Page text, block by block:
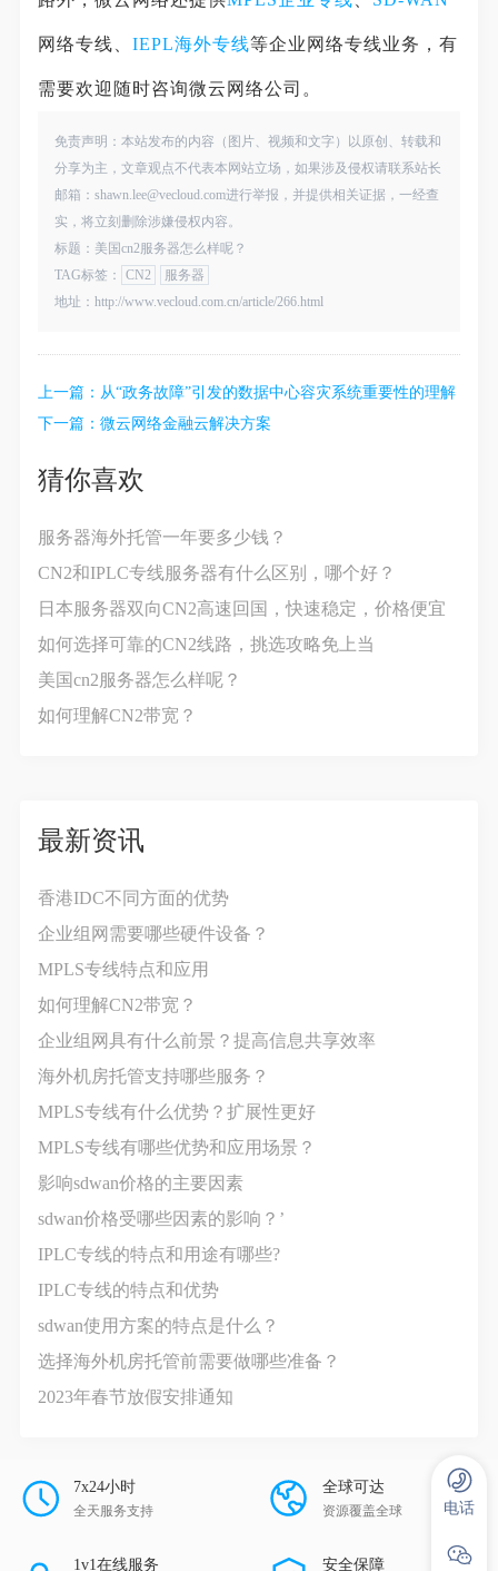
网络专线、IEPL海外专线等企业网络专线业务，有
需要欢迎随时咨询微云网络公司。
免责声明：本站发布的内容（图片、视频和文字）以原创、转载和
分享为主，文章观点不代表本网站立场，如果涉及侵权请联系站长
邮箱：shawn.lee@vecloud.com进行举报，并提供相关证据，一经查
实，将立刻删除涉嫌侵权内容。
标题：美国cn2服务器怎么样呢？
TAG标签：
CN2
服务器
地址：http://www.vecloud.com.cn/article/266.html
上一篇： 从“政务故障”引发的数据中心容灾系统重要性的理解
下一篇：微云网络金融云解决方案
猜你喜欢
服务器海外托管一年要多少钱？
CN2和IPLC专线服务器有什么区别，哪个好？
日本服务器双向CN2高速回国，快速稳定，价格便宜
如何选择可靠的CN2线路，挑选攻略免上当
美国cn2服务器怎么样呢？
如何理解CN2带宽？
最新资讯
香港IDC不同方面的优势
企业组网需要哪些硬件设备？
MPLS专线特点和应用
如何理解CN2带宽？
企业组网具有什么前景？提高信息共享效率
海外机房托管支持哪些服务？
MPLS专线有什么优势？扩展性更好
MPLS专线有哪些优势和应用场景？
影响sdwan价格‍的主要因素
sdwan价格受哪些因素的影响？’
IPLC专线的特点和用途有哪些?
IPLC专线的特点和优势
sdwan使用方案的特点是什么？
选择海外机房托管前需要做哪些准备？
2023年春节放假安排通知
7x24小时
全天服务支持
全球可达
资源覆盖全球
1v1在线服务 安全保障
电话